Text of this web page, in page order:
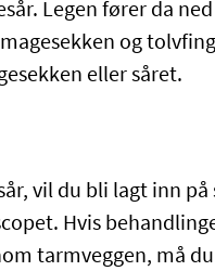
Legen fører da
og
eller såret.
vil du bli lagt inn på
Hvis
tarmveggen, må